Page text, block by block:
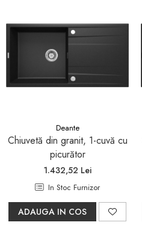
Deante
Chiuvetă din granit, 1-cuvă cu
picurător
1.432,52 Lei
In Stoc Furnizor
ADAUGA IN COS